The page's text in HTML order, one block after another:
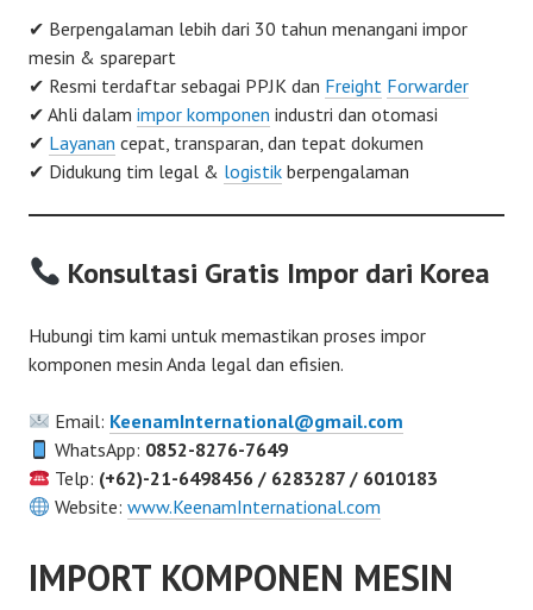
✔ Berpengalaman lebih dari 30 tahun menangani impor
mesin & sparepart
✔ Resmi terdaftar sebagai PPJK dan Freight Forwarder
✔ Ahli dalam impor komponen industri dan otomasi
✔ Layanan cepat, transparan, dan tepat dokumen
✔ Didukung tim legal & logistik berpengalaman
Konsultasi Gratis Impor dari Korea
Hubungi tim kami untuk memastikan proses impor
komponen mesin Anda legal dan efisien.
Email: KeenamInternational@gmail.com
WhatsApp: 0852-8276-7649
Telp: (+62)-21-6498456 / 6283287 / 6010183
Website:www.KeenamInternational.com
IMPORT KOMPONEN MESIN